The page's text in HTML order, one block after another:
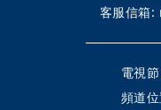
客服信箱:
電視
頻道